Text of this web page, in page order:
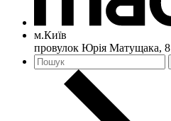
м.Київ
провулок Юрія Матущака, 8